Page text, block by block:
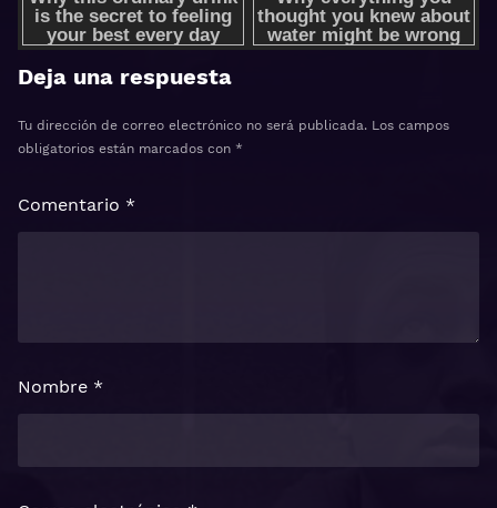
Deja una respuesta
Tu dirección de correo electrónico no será publicada. Los campos
obligatorios están marcados con *
Comentario *
Nombre *